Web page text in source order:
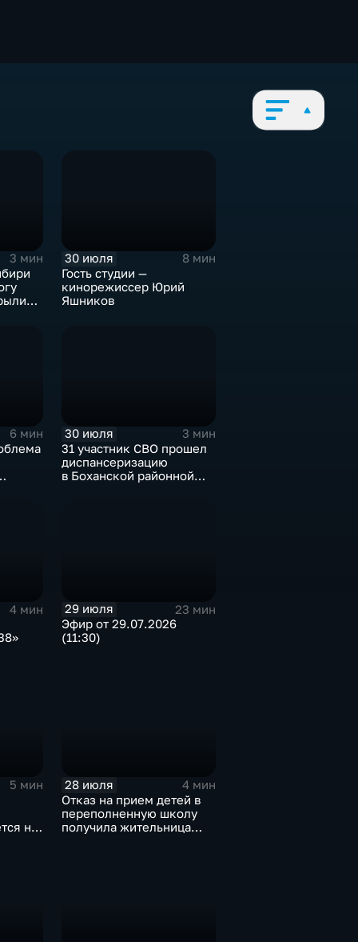
3 мин
30 июля
8 мин
Гость студии —
кинорежиссер Юрий
Яшников
6 мин
30 июля
3 мин
31 участник СВО прошел
диспансеризацию
в Боханской районной
4 мин 29 июля
23 мин
Эфир от 29.07.2026
(11:30)
5 мин
на
28 июля
4 мин
Отказ на прием детей в
переполненную школу
получила жительница